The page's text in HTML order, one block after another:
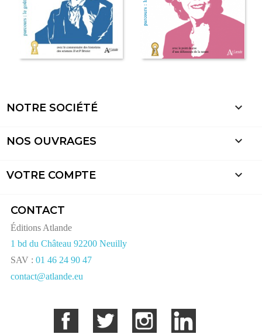
NOTRE SOCIÉTÉ 
NOS OUVRAGES 
VOTRE COMPTE 
CONTACT
Éditions Atlande
1 bd du Château 92200 Neuilly
SAV : 01 46 24 90 47
contact@atlande.eu
Facebook Twitter Instagram